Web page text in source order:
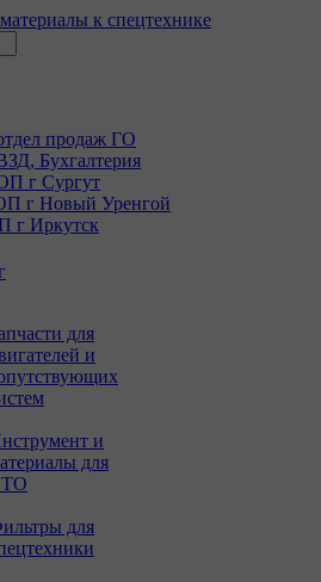
продаж ГО
Бухгалтерия
г Сургут
г Новый Уренгой
г Иркутск
для
и
и
для
для